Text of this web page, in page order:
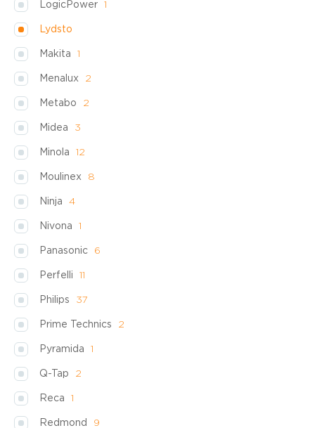
LogicPower 1
Lydsto
Makita 1
Menalux 2
Metabo 2
Midea 3
Minola 12
Moulinex 8
Ninja 4
Nivona 1
Panasonic 6
Perfelli 11
Philips 37
Prime Technics 2
Pyramida 1
Q-Tap 2
Reca 1
Redmond 9